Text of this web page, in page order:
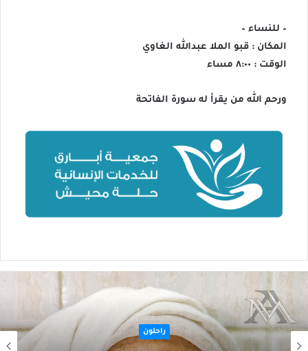
– للنساء –
المكان : قبو الملا عبدالله الغاوي
الوقت : ٨:٠٠ مساء
ورحم الله من يقرأ له سورة الفاتحة
راحلون